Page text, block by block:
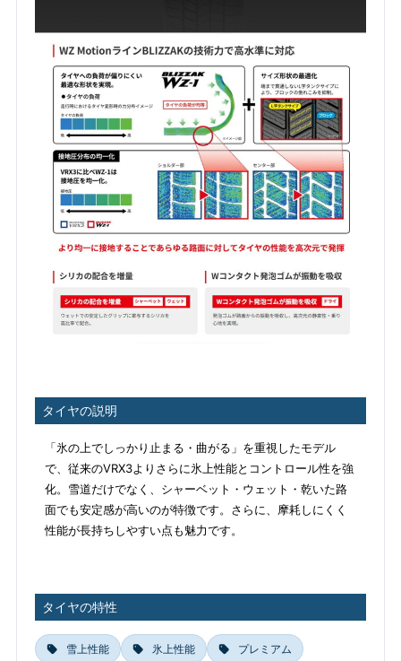
タイヤの説明
「氷の上でしっかり止まる・曲がる」を重視したモデル
で、従来のVRX3よりさらに氷上性能とコントロール性を強
化。雪道だけでなく、シャーベット・ウェット・乾いた路
面でも安定感が高いのが特徴です。さらに、摩耗しにくく
性能が長持ちしやすい点も魅力です。
タイヤの特性
雪上性能 氷上性能 プレミアム